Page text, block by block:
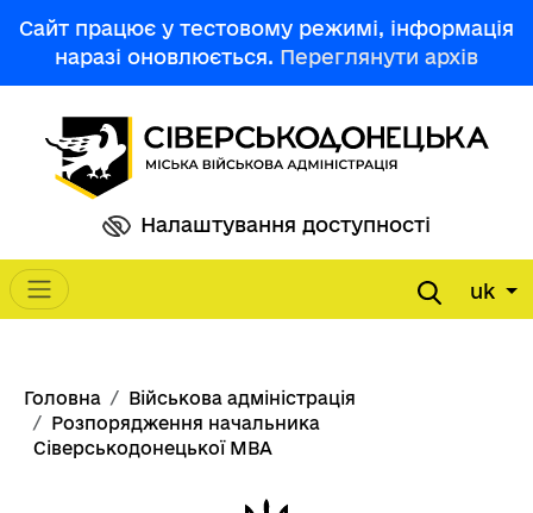
Сайт працює у тестовому режимі, інформація
наразі оновлюється. Переглянути архів
Налаштування доступності
Main navigation uk
Рядок навіґації
Головна
Військова адміністрація
Розпорядження начальника
Сіверськодонецької МВА